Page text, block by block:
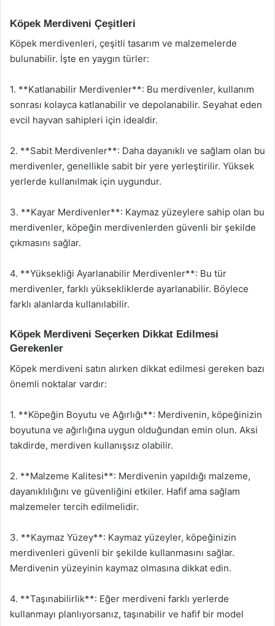
Köpek Merdiveni Çeşitleri
Köpek merdivenleri, çeşitli tasarım ve malzemelerde
bulunabilir. İşte en yaygın türler:
1. **Katlanabilir Merdivenler**: Bu merdivenler, kullanım
sonrası kolayca katlanabilir ve depolanabilir. Seyahat eden
evcil hayvan sahipleri için idealdir.
2. **Sabit Merdivenler**: Daha dayanıklı ve sağlam olan bu
merdivenler, genellikle sabit bir yere yerleştirilir. Yüksek
yerlerde kullanılmak için uygundur.
3. **Kayar Merdivenler**: Kaymaz yüzeylere sahip olan bu
merdivenler, köpeğin merdivenlerden güvenli bir şekilde
çıkmasını sağlar.
4. **Yüksekliği Ayarlanabilir Merdivenler**: Bu tür
merdivenler, farklı yüksekliklerde ayarlanabilir. Böylece
farklı alanlarda kullanılabilir.
Köpek Merdiveni Seçerken Dikkat Edilmesi
Gerekenler
Köpek merdiveni satın alırken dikkat edilmesi gereken bazı
önemli noktalar vardır:
1. **Köpeğin Boyutu ve Ağırlığı**: Merdivenin, köpeğinizin
boyutuna ve ağırlığına uygun olduğundan emin olun. Aksi
takdirde, merdiven kullanışsız olabilir.
2. **Malzeme Kalitesi**: Merdivenin yapıldığı malzeme,
dayanıklılığını ve güvenliğini etkiler. Hafif ama sağlam
malzemeler tercih edilmelidir.
3. **Kaymaz Yüzey**: Kaymaz yüzeyler, köpeğinizin
merdivenleri güvenli bir şekilde kullanmasını sağlar.
Merdivenin yüzeyinin kaymaz olmasına dikkat edin.
4. **Taşınabilirlik**: Eğer merdiveni farklı yerlerde
kullanmayı planlıyorsanız, taşınabilir ve hafif bir model